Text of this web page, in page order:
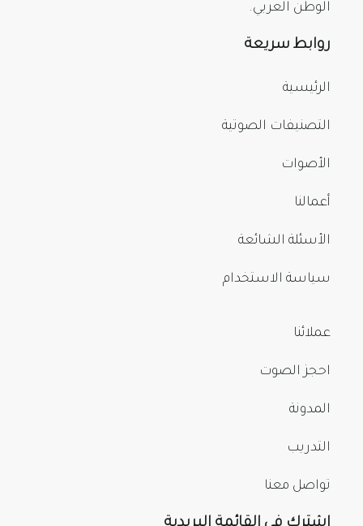
الوطن العربي.
روابط سريعة
الرئيسية
التصنيفات الصوتية
الأصوات
أعمالنا
الأسئلة الشائعة
سياسة الاستخدام
عملائنا
احجز الصوت
المدونة
التدريب
تواصل معنا